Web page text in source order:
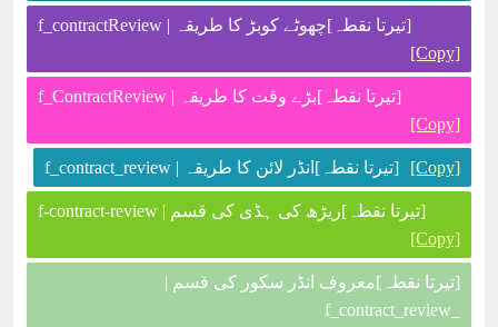
[تیرتا نقطہ]چھوٹے کوبڑ کا طریقہ | f_contractReview
[Copy]
[تیرتا نقطہ]بڑے وقت کا طریقہ | f_ContractReview
[Copy]
[تیرتا نقطہ]انڈر لائن کا طریقہ | f_contract_review [Copy]
[تیرتا نقطہ]ریڑھ کی ہڈی کی قسم | f-contract-review
[Copy]
[تیرتا نقطہ]معروف انڈر سکور کی قسم |